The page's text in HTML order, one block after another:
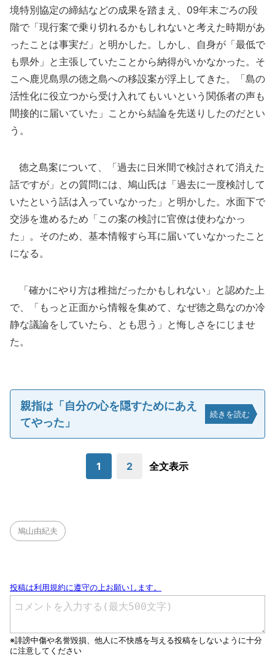
境特別協定の締結などの成果を踏まえ、09年末ごろの段
階で「現行案で乗り切れるかもしれないと考えた時期があ
ったことは事実だ」と明かした。しかし、自身が「最低で
も県外」と主張していたことから納得がいかなかった。そ
こへ鹿児島県の徳之島への移設案が浮上してきた。「島の
活性化に役立つから受け入れてもいいという関係者の声も
間接的に届いていた」ことから結論を先送りしたのだとい
う。
徳之島案について、「過去に日米間で検討されて消えた
話ですが」との質問には、鳩山氏は「過去に一度検討して
いたという話は入っていなかった」と明かした。水面下で
交渉を進めるため「この案の検討に官僚は使わなかっ
た」。そのため、基本情報すら耳に届いていなかったこと
になる。
「確かにやり方は稚拙だったかもしれない」と認めた上
で、「もっと正面から情報を集めて、なぜ徳之島なのか冷
静な議論をしていたら、とも思う」と悔しさをにじませ
た。
親指は「自分の心を隠すためにあえ
てやった」
続きを読む
1 2 全文表示
鳩山由紀夫